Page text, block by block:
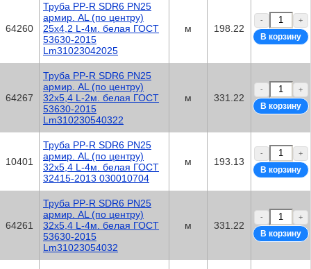
64260
Труба PP-R SDR6 PN25
армир. AL (по центру)
25х4,2 L-4м. белая ГОСТ
53630-2015
Lm31023042025
м 198.22
- +
64267
Труба PP-R SDR6 PN25
армир. AL (по центру)
32х5,4 L-2м. белая ГОСТ
53630-2015
Lm310230540322
м 331.22
- +
10401
Труба PP-R SDR6 PN25
армир. AL (по центру)
32х5,4 L-4м. белая ГОСТ
32415-2013 030010704
м 193.13
- +
64261
Труба PP-R SDR6 PN25
армир. AL (по центру)
32х5,4 L-4м. белая ГОСТ
53630-2015
Lm31023054032
м 331.22
- +